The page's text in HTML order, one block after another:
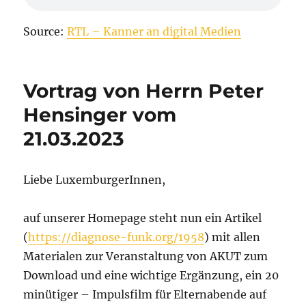
Source:RTL – Kanner an digital Medien
Vortrag von Herrn Peter
Hensinger vom
21.03.2023
Liebe LuxemburgerInnen,
auf unserer Homepage steht nun ein Artikel
(https://diagnose-funk.org/1958) mit allen
Materialen zur Veranstaltung von AKUT zum
Download und eine wichtige Ergänzung, ein 20
minütiger – Impulsfilm für Elternabende auf